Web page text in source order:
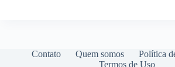
Contato Quem somos
Política
Termos de Uso